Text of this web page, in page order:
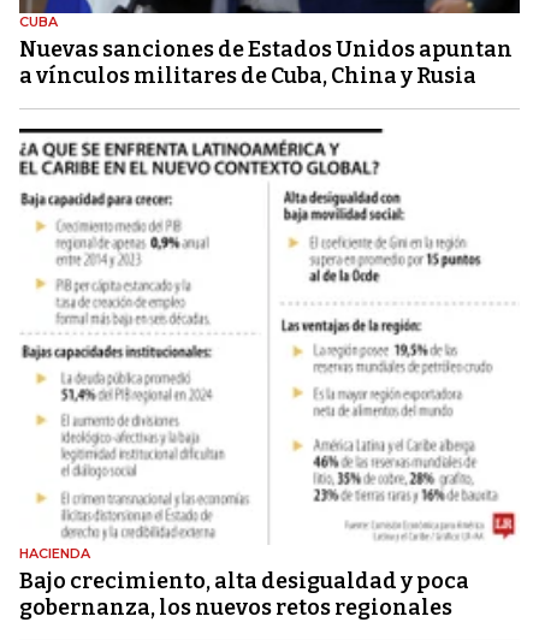
CUBA
Nuevas sanciones de Estados Unidos apuntan
a vínculos militares de Cuba, China y Rusia
HACIENDA
Bajo crecimiento, alta desigualdad y poca
gobernanza, los nuevos retos regionales